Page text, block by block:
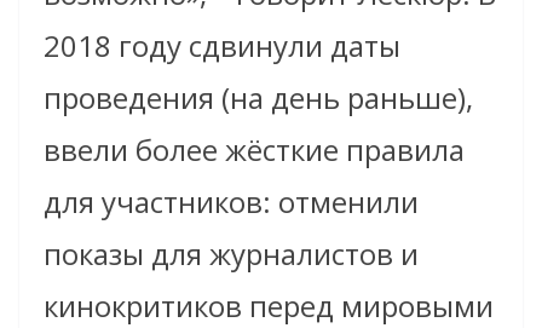
2018 году сдвинули даты
проведения (на день раньше),
ввели более жёсткие правила
для участников: отменили
показы для журналистов и
кинокритиков перед мировыми